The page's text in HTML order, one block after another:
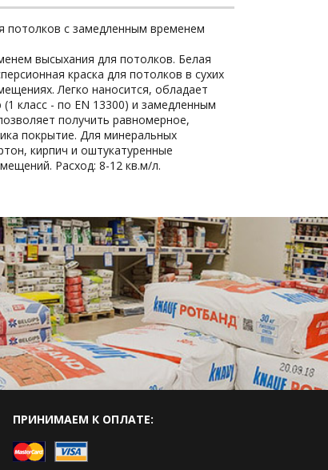
потолков с замедленным временем
высыхания для потолков. Белая
краска для потолков в сухих
Легко наносится, обладает
класс - по EN 13300) и замедленным
получить равномерное,
покрытие. Для минеральных
кирпич и оштукатуренные
Расход: 8-12 кв.м/л.
ПРИНИМАЕМ К ОПЛАТЕ: